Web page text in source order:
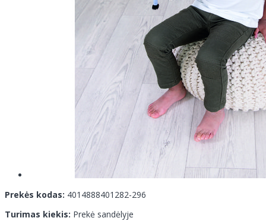
Prekės kodas: 4014888401282-296
Turimas kiekis: Prekė sandėlyje